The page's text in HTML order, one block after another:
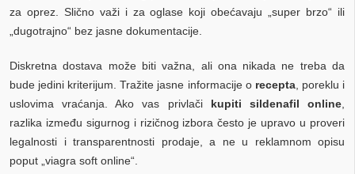
za oprez. Slično važi i za oglase koji obećavaju „super brzo“ ili
„dugotrajno“ bez jasne dokumentacije.
Diskretna dostava može biti važna, ali ona nikada ne treba da
bude jedini kriterijum. Tražite jasne informacije o recepta, poreklu i
uslovima vraćanja. Ako vas privlači kupiti sildenafil online
razlika između sigurnog i rizičnog izbora često je upravo u proveri
legalnosti i transparentnosti prodaje, a ne u reklamnom opisu
poput „viagra soft online“.